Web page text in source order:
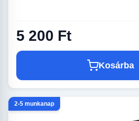
5 200 Ft
Kosárba
2-5 munkanap